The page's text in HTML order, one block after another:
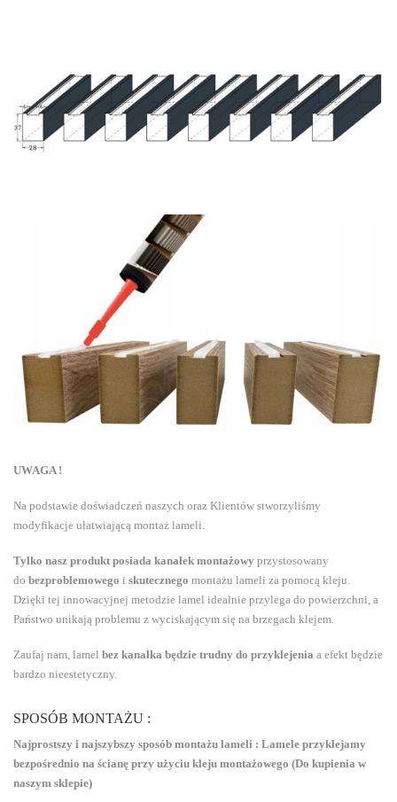
UWAGA !
Na podstawie doświadczeń naszych oraz Klientów stworzyliśmy
modyfikacje ułatwiającą montaż lameli.
Tylko nasz produkt posiada kanałek montażowy przystosowany
do bezproblemowego i skutecznego montażu lameli za pomocą kleju.
Dzięki tej innowacyjnej metodzie lamel idealnie przylega do powierzchni, a
Państwo unikają problemu z wyciskającym się na brzegach klejem.
Zaufaj nam, lamel bez kanałka będzie trudny do przyklejenia a efekt będzie
bardzo nieestetyczny.
SPOSÓB MONTAŻU :
Najprostszy i najszybszy sposób montażu lameli : Lamele przyklejamy
bezpośrednio na ścianę przy użyciu kleju montażowego (Do kupienia w
naszym sklepie)